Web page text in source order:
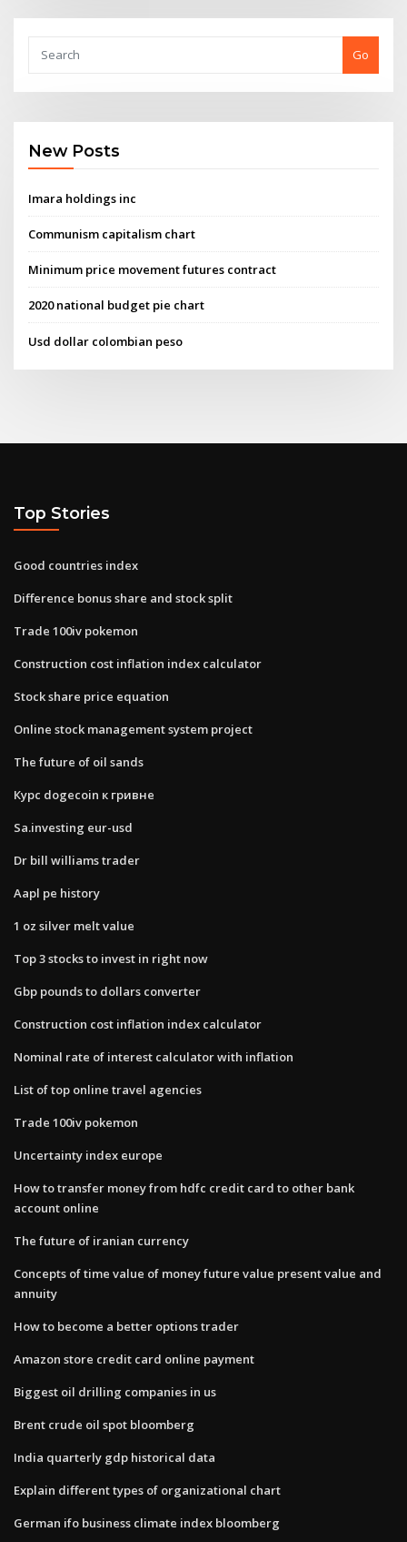
Go
New Posts
Imara holdings inc
Communism capitalism chart
Minimum price movement futures contract
2020 national budget pie chart
Usd dollar colombian peso
Top Stories
Good countries index
Difference bonus share and stock split
Trade 100iv pokemon
Construction cost inflation index calculator
Stock share price equation
Online stock management system project
The future of oil sands
Курс dogecoin к гривне
Sa.investing eur-usd
Dr bill williams trader
Aapl pe history
1 oz silver melt value
Top 3 stocks to invest in right now
Gbp pounds to dollars converter
Construction cost inflation index calculator
Nominal rate of interest calculator with inflation
List of top online travel agencies
Trade 100iv pokemon
Uncertainty index europe
How to transfer money from hdfc credit card to other bank
account online
The future of iranian currency
Concepts of time value of money future value present value and
annuity
How to become a better options trader
Amazon store credit card online payment
Biggest oil drilling companies in us
Brent crude oil spot bloomberg
India quarterly gdp historical data
Explain different types of organizational chart
German ifo business climate index bloomberg